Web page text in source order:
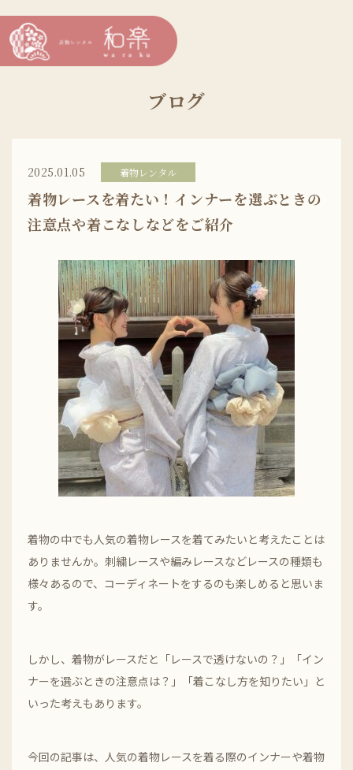
ブログ
2025.01.05 着物レンタル
着物レースを着たい！インナーを選ぶときの
注意点や着こなしなどをご紹介
着物の中でも人気の着物レースを着てみたいと考えたことは
ありませんか。刺繍レースや編みレースなどレースの種類も
様々あるので、コーディネートをするのも楽しめると思いま
す。
しかし、着物がレースだと「レースで透けないの？」「イン
ナーを選ぶときの注意点は？」「着こなし方を知りたい」と
いった考えもあります。
今回の記事は、人気の着物レースを着る際のインナーや着物